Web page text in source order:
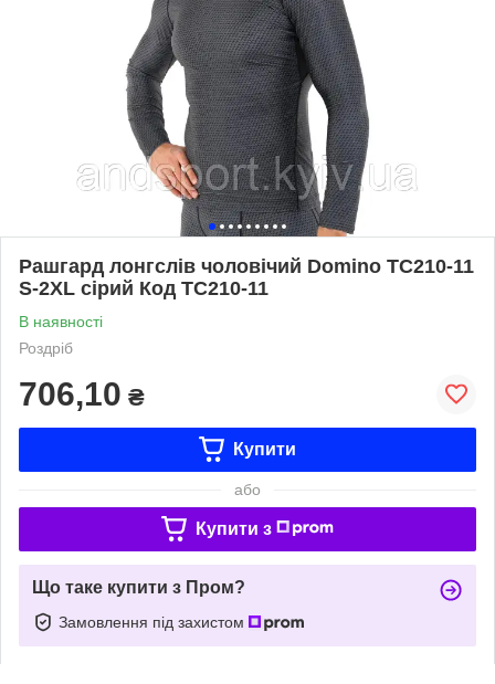
Рашгард лонгслів чоловічий Domino TC210-11
S-2XL сірий Код TC210-11
В наявності
Роздріб
706,10 ₴
Купити
або
Купити з
Що таке купити з Пром?
Замовлення під захистом